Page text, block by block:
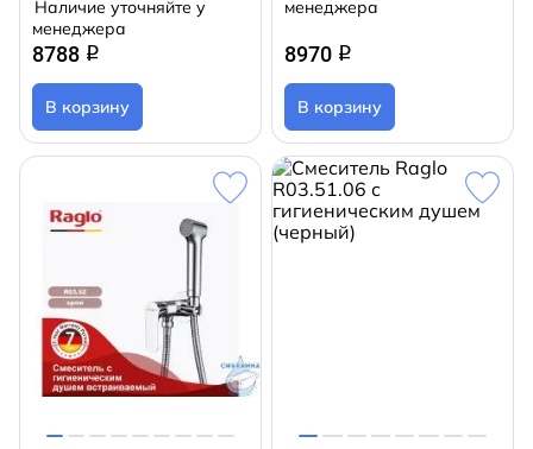
Наличие уточняйте у
менеджера
8788 q
В корзину
менеджера
8970 q
В корзину